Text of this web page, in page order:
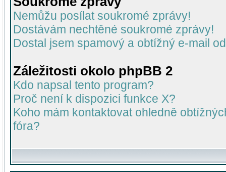
Nemůžu posílat soukromé zprávy!
Dostávám nechtěné soukromé zprávy!
Dostal jsem spamový a obtížný e-mail
Záležitosti okolo phpBB 2
Kdo napsal tento program?
Proč není k dispozici funkce X?
Koho mám kontaktovat ohledně
fóra?